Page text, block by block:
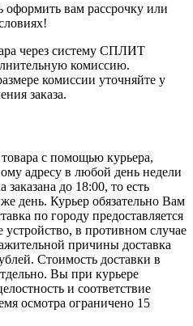
вам рассрочку или
через систему СПЛИТ
комиссию.
комиссии уточняйте у
заказа.
с помощью курьера,
адресу в любой день недели
заказана до 18:00, то есть
день. Курьер обязательно Вам
по городу предоставляется
устройство, в противном случае
причины доставка
Стоимость доставки в
Вы при курьере
и соответствие
осмотра ограничено 15